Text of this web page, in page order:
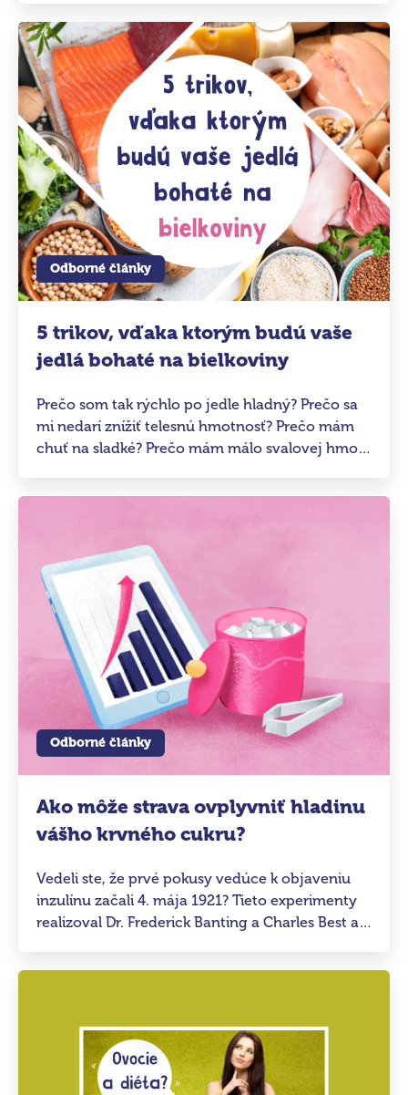
Odborné články
5 trikov, vďaka ktorým budú vaše
jedlá bohaté na bielkoviny
Prečo som tak rýchlo po jedle hladný? Prečo sa
mi nedarí znížiť telesnú hmotnosť? Prečo mám
chuť na sladké? Prečo mám málo svalovej hmoty
dôležité bielkoviny.
Odborné články
Ako môže strava ovplyvniť hladinu
vášho krvného cukru?
Vedeli ste, že prvé pokusy vedúce k objaveniu
inzulínu začali 4. mája 1921? Tieto experimenty
realizoval Dr. Frederick Banting a Charles Best a v